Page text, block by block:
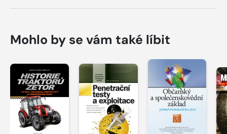
Mohlo by se vám také líbit